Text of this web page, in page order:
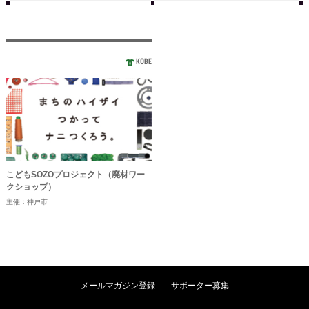
KOBE
こどもSOZOプロジェクト（廃材ワー
クショップ）
主催：神戸市
メールマガジン登録 サポーター募集